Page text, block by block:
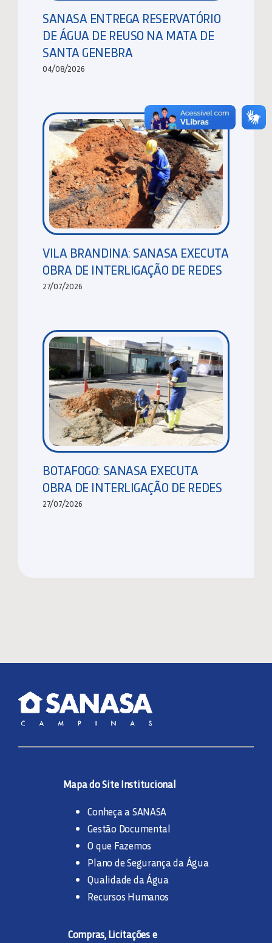
SANASA ENTREGA RESERVATÓRIO
DE ÁGUA DE REUSO NA MATA DE
SANTA GENEBRA
04/08/2026
VILA BRANDINA: SANASA EXECUTA
OBRA DE INTERLIGAÇÃO DE REDES
27/07/2026
BOTAFOGO: SANASA EXECUTA
OBRA DE INTERLIGAÇÃO DE REDES
27/07/2026
Mapa do Site Institucional
Conheça a SANASA
Gestão Documental
O que Fazemos
Plano de Segurança da Água
Qualidade da Água
Recursos Humanos
Compras, Licitações e